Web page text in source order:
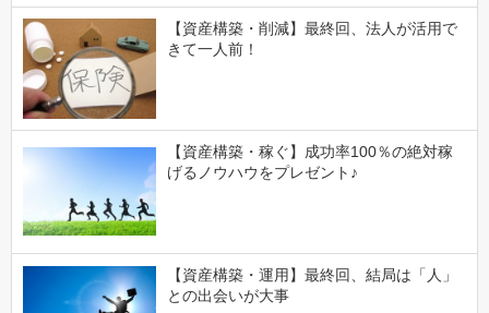
【資産構築・削減】最終回、法人が活用で
きて一人前！
【資産構築・稼ぐ】成功率100％の絶対稼
げるノウハウをプレゼント♪
【資産構築・運用】最終回、結局は「人」
との出会いが大事